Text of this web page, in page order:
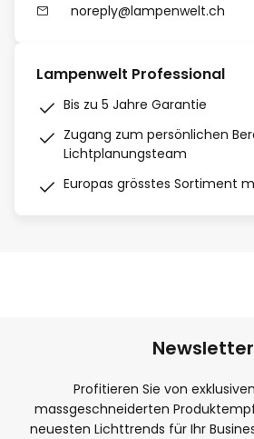
noreply@lampenwelt.ch
Lampenwelt Professional
Bis zu 5 Jahre Garantie
Zugang zum persönlichen
Lichtplanungsteam
Europas grösstes Sortiment
Newsletter
Profitieren Sie von
massgeschneiderten
neuesten Lichttrends für Ihr